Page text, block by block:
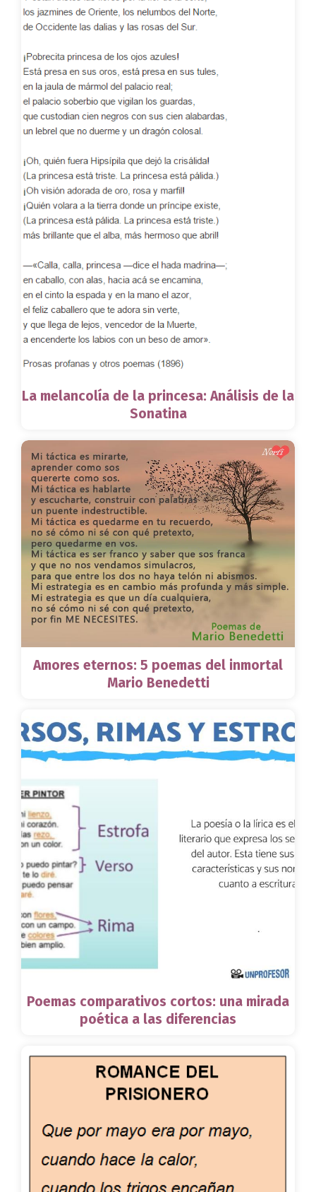
La melancolía de la princesa: Análisis de la
Sonatina
Amores eternos: 5 poemas del inmortal
Mario Benedetti
Poemas comparativos cortos: una mirada
poética a las diferencias